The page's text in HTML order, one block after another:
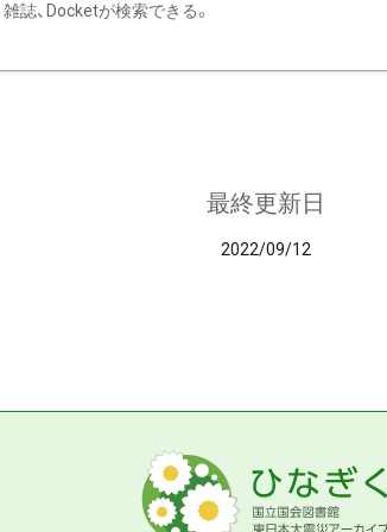
雑誌、Docketが検索できる。
最終更新日
2022/09/12